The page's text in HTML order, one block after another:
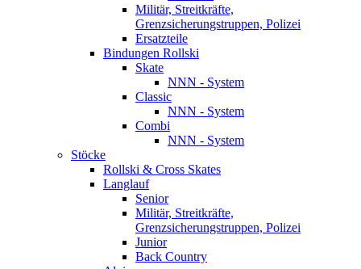
Militär, Streitkräfte,
Grenzsicherungstruppen, Polizei
Ersatzteile
Bindungen Rollski
Skate
NNN - System
Classic
NNN - System
Combi
NNN - System
Stöcke
Rollski & Cross Skates
Langlauf
Senior
Militär, Streitkräfte,
Grenzsicherungstruppen, Polizei
Junior
Back Country